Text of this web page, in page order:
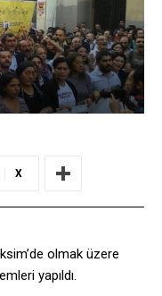
X
olmak üzere
yapıldı.